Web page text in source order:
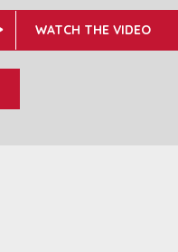
WATCH THE VIDEO